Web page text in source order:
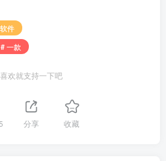
件
# 一款
喜欢就支持一下吧
分享 收藏